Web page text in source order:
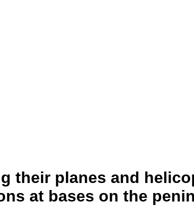
their planes and
at bases on the